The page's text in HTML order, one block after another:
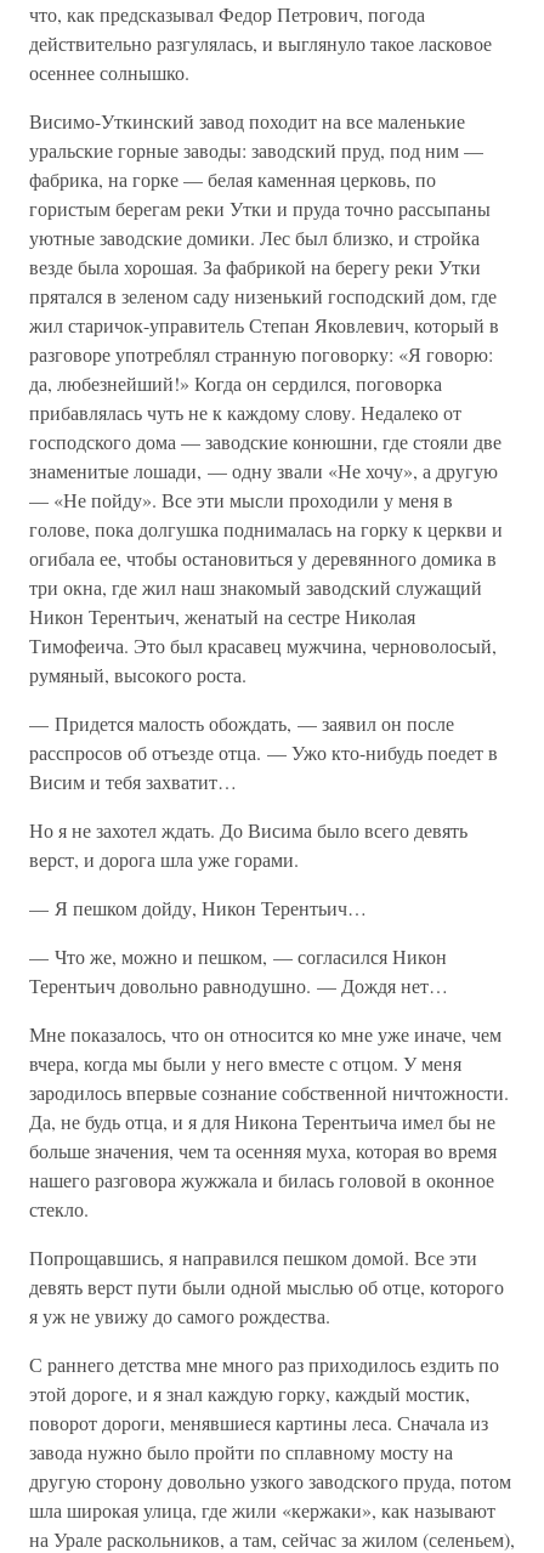
что, как предсказывал Федор Петрович, погода
действительно разгулялась, и выглянуло такое ласковое
осеннее солнышко.
Висимо-Уткинский завод походит на все маленькие
уральские горные заводы: заводский пруд, под ним —
фабрика, на горке — белая каменная церковь, по
гористым берегам реки Утки и пруда точно рассыпаны
уютные заводские домики. Лес был близко, и стройка
везде была хорошая. За фабрикой на берегу реки Утки
прятался в зеленом саду низенький господский дом, где
жил старичок-управитель Степан Яковлевич, который в
разговоре употреблял странную поговорку: «Я говорю:
да, любезнейший!» Когда он сердился, поговорка
прибавлялась чуть не к каждому слову. Недалеко от
господского дома — заводские конюшни, где стояли две
знаменитые лошади, — одну звали «Не хочу», а другую
— «Не пойду». Все эти мысли проходили у меня в
голове, пока долгушка поднималась на горку к церкви и
огибала ее, чтобы остановиться у деревянного домика в
три окна, где жил наш знакомый заводский служащий
Никон Терентьич, женатый на сестре Николая
Тимофеича. Это был красавец мужчина, черноволосый,
румяный, высокого роста.
— Придется малость обождать, — заявил он после
расспросов об отъезде отца. — Ужо кто-нибудь поедет в
Висим и тебя захватит…
Но я не захотел ждать. До Висима было всего девять
верст, и дорога шла уже горами.
— Я пешком дойду, Никон Терентьич…
— Что же, можно и пешком, — согласился Никон
Терентьич довольно равнодушно. — Дождя нет…
Мне показалось, что он относится ко мне уже иначе, чем
вчера, когда мы были у него вместе с отцом. У меня
зародилось впервые сознание собственной ничтожности.
Да, не будь отца, и я для Никона Терентьича имел бы не
больше значения, чем та осенняя муха, которая во время
нашего разговора жужжала и билась головой в оконное
стекло.
Попрощавшись, я направился пешком домой. Все эти
девять верст пути были одной мыслью об отце, которого
я уж не увижу до самого рождества.
С раннего детства мне много раз приходилось ездить по
этой дороге, и я знал каждую горку, каждый мостик,
поворот дороги, менявшиеся картины леса. Сначала из
завода нужно было пройти по сплавному мосту на
другую сторону довольно узкого заводского пруда, потом
шла широкая улица, где жили «кержаки», как называют
на Урале раскольников, а там, сейчас за жилом (селеньем),